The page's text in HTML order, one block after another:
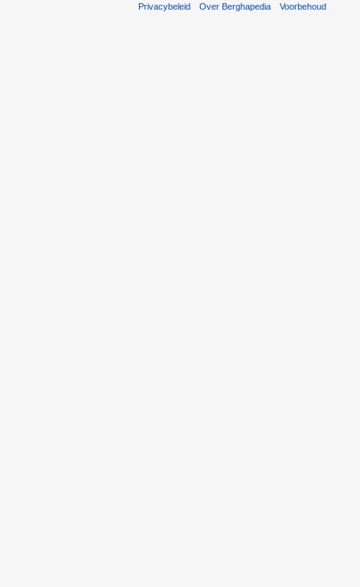
Privacybeleid Over Berghapedia Voorbehoud